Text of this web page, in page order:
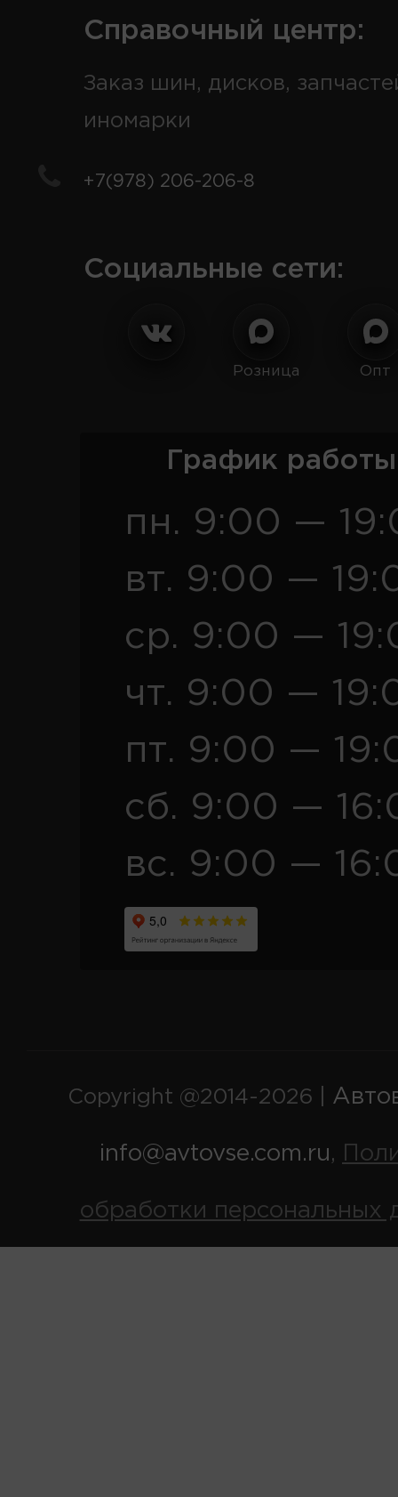
Справочный центр:
Заказ шин, дисков,
иномарки
+7(978) 206-206-8
Социальные сети:
Розница Опт
График
пн. 9:00 —
вт. 9:00 —
ср. 9:00 —
чт. 9:00 —
пт. 9:00 —
сб. 9:00 —
вс. 9:00 —
Copyright @2014-2026 |
info@avtovse.com.ru,
обработки персональных